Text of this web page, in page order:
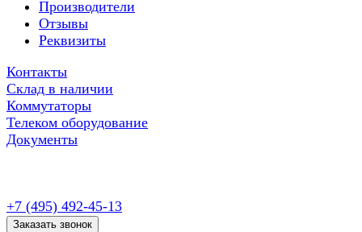
Производители
Отзывы
Реквизиты
Контакты
Склад в наличии
Коммутаторы
Телеком оборудование
Документы
+7 (495) 492-45-13
Заказать звонок